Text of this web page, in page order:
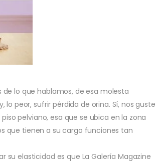
lo que hablamos, de esa molesta
peor, sufrir pérdida de orina. Sí, nos guste
pelviano, esa que se ubica en la zona
que tienen a su cargo funciones tan
elasticidad es que La Galería Magazine